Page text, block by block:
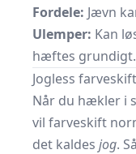
Fordele: Jævn
Ulemper: Kan
hæftes grundigt.
Jogless
Når du hækler i
vil farveskift
det kaldes jog.